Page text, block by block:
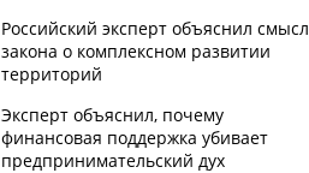
Российский эксперт объяснил смысл
закона о комплексном развитии
территорий
Эксперт объяснил, почему
финансовая поддержка убивает
предпринимательский дух